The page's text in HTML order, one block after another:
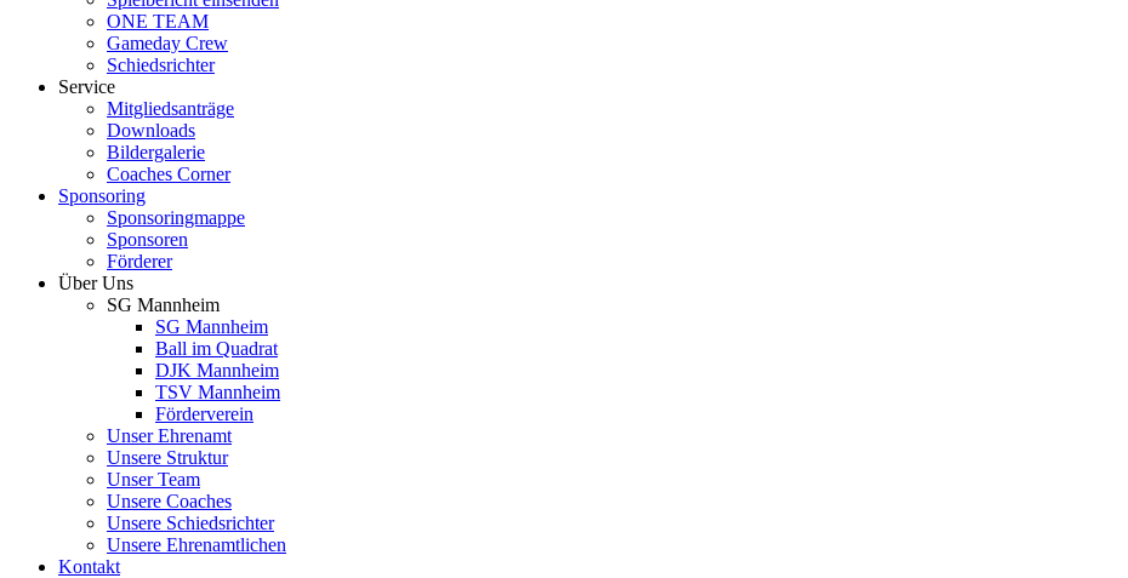
ONE TEAM
Gameday Crew
Schiedsrichter
Service
Mitgliedsanträge
Downloads
Bildergalerie
Coaches Corner
Sponsoring
Sponsoringmappe
Sponsoren
Förderer
Über Uns
SG Mannheim
SG Mannheim
Ball im Quadrat
DJK Mannheim
TSV Mannheim
Förderverein
Unser Ehrenamt
Unsere Struktur
Unser Team
Unsere Coaches
Unsere Schiedsrichter
Unsere Ehrenamtlichen
Kontakt